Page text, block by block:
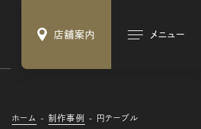
店舗案内 メニュー
ホーム 制作事例 円テーブル